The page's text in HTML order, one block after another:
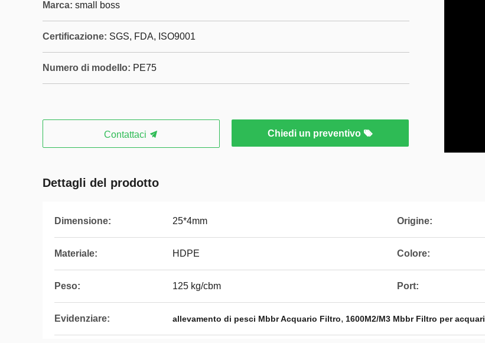
Marca: small boss
Certificazione: SGS, FDA, ISO9001
Numero di modello: PE75
Contattaci Chiedi un preventivo
Dettagli del prodotto
Dimensione: 25*4mm Origine:
Materiale: HDPE Colore:
Peso: 125 kg/cbm Port:
Evidenziare: allevamento di pesci Mbbr Acquario Filtro, 1600M2/M3 Mbbr Filtro per acquari